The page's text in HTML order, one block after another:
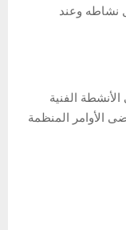
نشاطه وعند
الفنية
الأوامر المنظمة